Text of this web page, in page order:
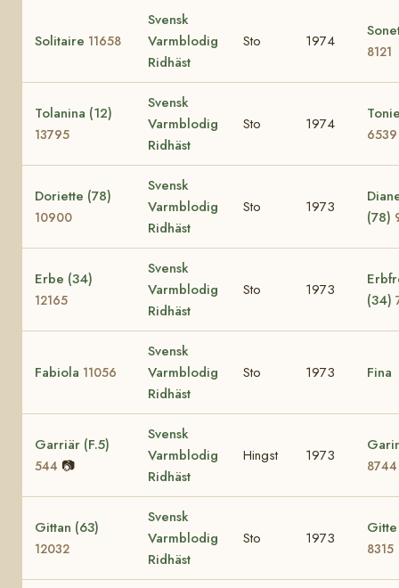
Solitaire 11658
Svensk
Varmblodig
Ridhäst
Sto 1974
8121
Tolanina (12)
13795
Svensk
Varmblodig
Ridhäst
Sto 1974
6539
Doriette (78)
10900
Svensk
Varmblodig
Ridhäst
Sto 1973
(78)
Erbe (34)
12165
Svensk
Varmblodig
Ridhäst
Sto 1973
(34)
Fabiola 11056
Svensk
Varmblodig
Ridhäst
Sto 1973 Fina
Garriär (F.5)
544 📷
Svensk
Varmblodig
Ridhäst
Hingst 1973
8744
Gittan (63)
12032
Svensk
Varmblodig
Ridhäst
Sto 1973
8315